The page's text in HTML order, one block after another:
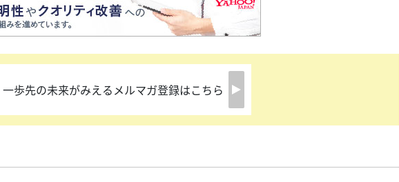
一歩先の未来がみえるメルマガ登録はこちら